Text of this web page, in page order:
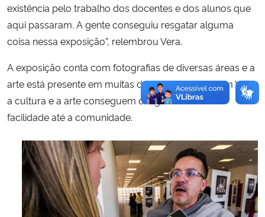
existência pelo trabalho dos docentes e dos alunos que
aqui passaram. A gente conseguiu resgatar alguma
coisa nessa exposição”, relembrou Vera.
A exposição conta com fotografias de diversas áreas e a
arte está presente em muitas delas. De acordo com Vera,
a cultura e a arte conseguem chegar com mais
facilidade até a comunidade.